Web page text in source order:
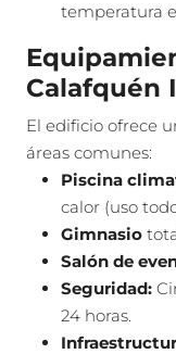
temperatura
Calafquén
El edificio ofrece
áreas comunes:
Piscina
calor (uso
Gimnasio
Salón de
Seguridad:
24 horas.